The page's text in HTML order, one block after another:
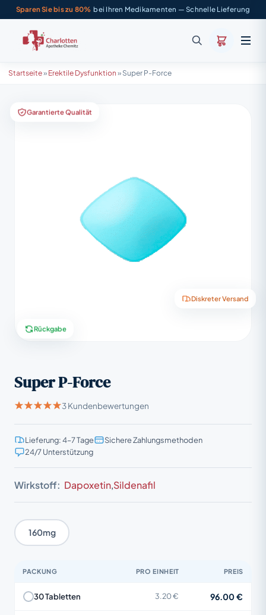
Sparen Sie bis zu 80% bei Ihren Medikamenten — Schnelle Lieferung
Startseite» Erektile Dysfunktion » Super P-Force
Garantierte Qualität
Diskreter Versand
Rückgabe
Super P-Force
3 Kundenbewertungen
Lieferung: 4–7 Tage
Sichere Zahlungsmethoden
24/7 Unterstützung
Wirkstoff: Dapoxetin,Sildenafil
160mg
PACKUNG PRO EINHEIT PREIS
30 Tabletten 3.20 € 96.00 €